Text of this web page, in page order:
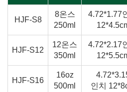
HJF-S8
8온스
250ml
4.72*1.77
HJF-S12
12온스
350ml
4.72*2.17
HJF-S16
16oz
500ml
인치